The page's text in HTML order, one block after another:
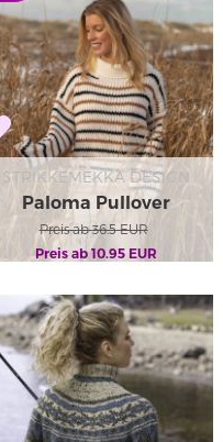
STRIKKEMEKKA DESIGN
Paloma Pullover
Preis ab 36.5EUR
Preis ab 10.95 EUR